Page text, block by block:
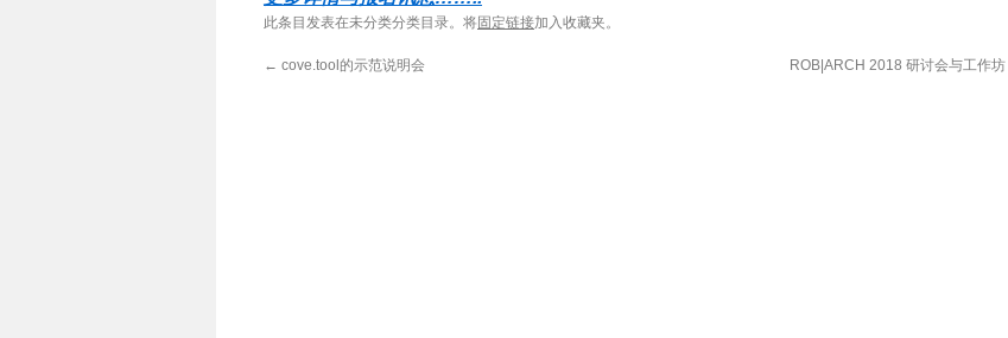
此条目发表在未分类分类目录。将固定链接加入收藏夹。
← cove.tool的示范说明会 ROB|ARCH 2018 研讨会与工作坊